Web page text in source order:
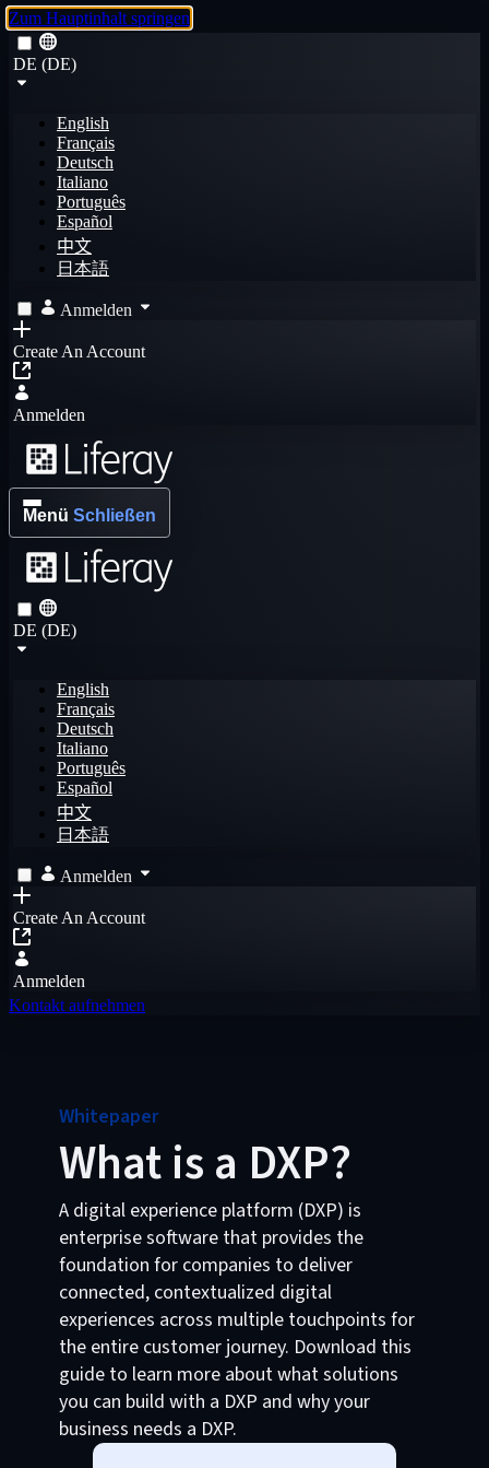
Zum Hauptinhalt springen
DE (DE)
English
Français
Deutsch
Italiano
Português
Español
中文
日本語
Anmelden
Create An Account
Anmelden
Menü Schließen
DE (DE)
English
Français
Deutsch
Italiano
Português
Español
中文
日本語
Anmelden
Create An Account
Anmelden
Kontakt aufnehmen
Whitepaper
What is a DXP?
A digital experience platform (DXP) is
enterprise software that provides the
foundation for companies to deliver
connected, contextualized digital
experiences across multiple touchpoints for
the entire customer journey. Download this
guide to learn more about what solutions
you can build with a DXP and why your
business needs a DXP.